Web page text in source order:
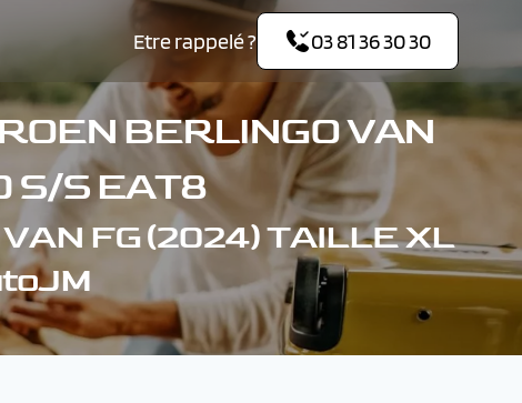
Etre rappelé ? 03 81 36 30 30
BERLINGO VAN
S/S EAT8
FG (2024) TAILLE XL